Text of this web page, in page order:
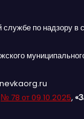
службе по
№ 78 от 09.10.2025,